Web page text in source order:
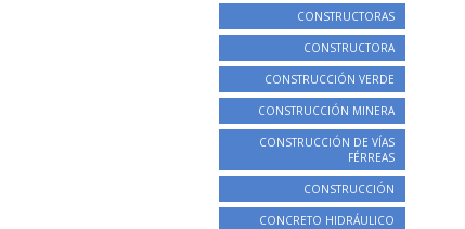
CONSTRUCTORAS
CONSTRUCTORA
CONSTRUCCIÓN VERDE
CONSTRUCCIÓN MINERA
CONSTRUCCIÓN DE VÍAS
FÉRREAS
CONSTRUCCIÓN
CONCRETO HIDRÁULICO